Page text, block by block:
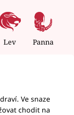
Lev Panna
Ve snaze
chodit na